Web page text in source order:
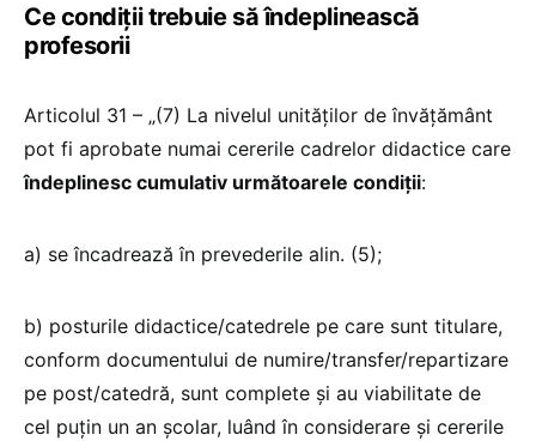
Ce condiții trebuie să îndeplinească
profesorii
Articolul 31 – „(7) La nivelul unităţilor de învăţământ
pot fi aprobate numai cererile cadrelor didactice care
îndeplinesc cumulativ următoarele condiţii:
a) se încadrează în prevederile alin. (5);
b) posturile didactice/catedrele pe care sunt titulare,
conform documentului de numire/transfer/repartizare
pe post/catedră, sunt complete şi au viabilitate de
cel puţin un an şcolar, luând în considerare şi cererile